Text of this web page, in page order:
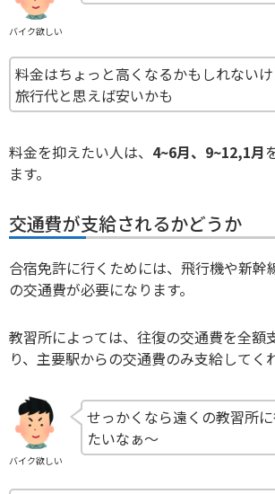
バイク欲しい
料金はちょっと高くなるかもしれないけ
旅行代と思えば安いかも
料金を抑えたい人は、 4~6月、9~12,1月
ます。
交通費が支給されるかどうか
合宿免許に行くためには、飛行機や新幹
の交通費が必要になります。
教習所によっては、往復の交通費を全額
り、主要駅からの交通費のみ支給してく
バイク欲しい
せっかくなら遠くの教習所
たいなぁ〜